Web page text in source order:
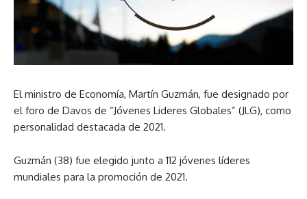
El ministro de Economía, Martín Guzmán, fue designado por
el foro de Davos de “Jóvenes Lideres Globales” (JLG), como
personalidad destacada de 2021.
Guzmán (38) fue elegido junto a 112 jóvenes líderes
mundiales para la promoción de 2021.